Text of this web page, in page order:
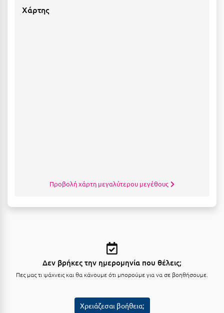
Κοζάνη
Κύπρος
Χάρτης
Προβολή χάρτη μεγαλύτερου μεγέθους
Δεν βρήκες την ημερομηνία που θέλεις;
Πες μας τι ψάχνεις και θα κάνουμε ότι μπορούμε για να σε βοηθήσουμε.
Χρειάζεσαι βοήθεια;